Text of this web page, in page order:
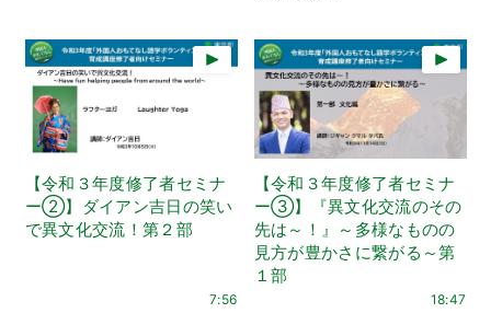
【令和３年度修了者セミナ
ー②】ダイアン吉日の笑い
で異文化交流！第２部
7:56
【令和３年度修了者セミナ
ー③】『異文化交流のその
先は～！』～多様なものの
見方が豊かさに繋がる～第
１部
18:47